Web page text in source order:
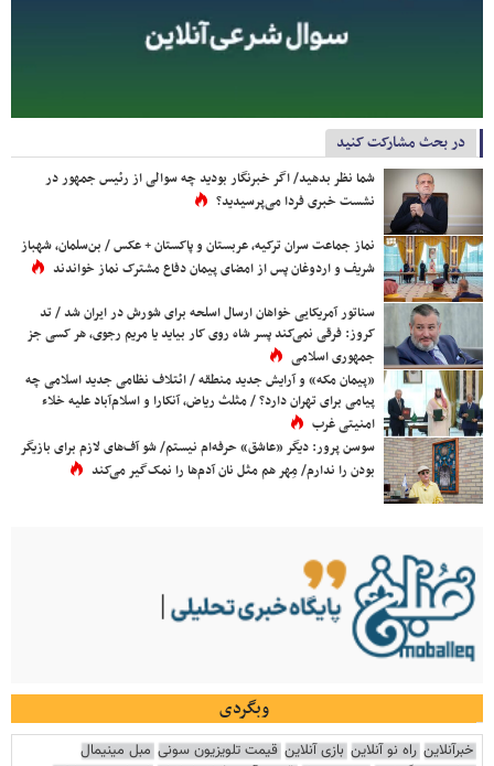
در بحث مشارکت کنید
شما نظر بدهید/ اگر خبرنگار بودید چه سوالی از رئیس جمهور در
نشست خبری فردا می‌پرسیدید؟
نماز جماعت سران ترکیه، عربستان و پاکستان + عکس / بن‌سلمان، شهباز
شریف و اردوغان پس از امضای پیمان دفاع مشترک نماز خواندند
سناتور آمریکایی خواهان ارسال اسلحه برای شورش در ایران شد / تد
کروز: فرقی نمی‌کند پسر شاه روی کار بیاید یا مریم رجوی، هر کسی جز
جمهوری اسلامی
«پیمان مکه» و آرایش جدید منطقه / ائتلاف نظامی جدید اسلامی چه
پیامی برای تهران دارد؟ / مثلث ریاض، آنکارا و اسلام‌آباد علیه خلاء
امنیتی غرب
سوسن پرور: دیگر «عاشق» حرفه‌ام نیستم/ شو آف‌های لازم برای بازیگر
بودن را ندارم/ مِهر هم مثل نان آدم‌ها را نمک‌گیر می‌کند
وبگردی
خبرآنلاین راه نو آنلاین بازی آنلاین قیمت تلویزیون سونی مبل مینیمال